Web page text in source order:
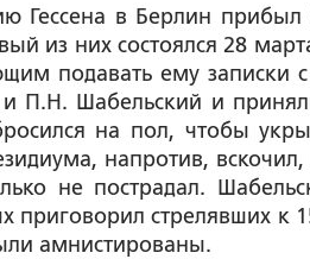
Гессена в Берлин
из них состоялся 28
подавать ему записки
П.Н. Шабельский и
на пол, чтобы
напротив, вскочил,
не пострадал.
стрелявших к
амнистированы.